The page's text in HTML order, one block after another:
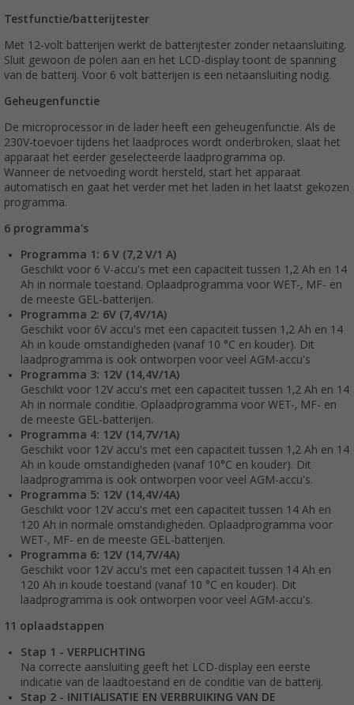
Testfunctie/batterijtester
Met 12-volt batterijen werkt de batterijtester zonder netaansluiting.
Sluit gewoon de polen aan en het LCD-display toont de spanning
van de batterij. Voor 6 volt batterijen is een netaansluiting nodig.
Geheugenfunctie
De microprocessor in de lader heeft een geheugenfunctie. Als de
230V-toevoer tijdens het laadproces wordt onderbroken, slaat het
apparaat het eerder geselecteerde laadprogramma op.
Wanneer de netvoeding wordt hersteld, start het apparaat
automatisch en gaat het verder met het laden in het laatst gekozen
programma.
6 programma's
Programma 1: 6 V (7,2 V/1 A)
Geschikt voor 6 V-accu's met een capaciteit tussen 1,2 Ah en 14
Ah in normale toestand. Oplaadprogramma voor WET-, MF- en
de meeste GEL-batterijen.
Programma 2: 6V (7,4V/1A)
Geschikt voor 6V accu's met een capaciteit tussen 1,2 Ah en 14
Ah in koude omstandigheden (vanaf 10 °C en kouder). Dit
laadprogramma is ook ontworpen voor veel AGM-accu's
Programma 3: 12V (14,4V/1A)
Geschikt voor 12V accu's met een capaciteit tussen 1,2 Ah en 14
Ah in normale conditie. Oplaadprogramma voor WET-, MF- en
de meeste GEL-batterijen.
Programma 4: 12V (14,7V/1A)
Geschikt voor 12V accu's met een capaciteit tussen 1,2 Ah en 14
Ah in koude omstandigheden (vanaf 10°C en kouder). Dit
laadprogramma is ook ontworpen voor veel AGM-accu's.
Programma 5: 12V (14,4V/4A)
Geschikt voor 12V accu's met een capaciteit tussen 14 Ah en
120 Ah in normale omstandigheden. Oplaadprogramma voor
WET-, MF- en de meeste GEL-batterijen.
Programma 6: 12V (14,7V/4A)
Geschikt voor 12V accu's met een capaciteit tussen 14 Ah en
120 Ah in koude toestand (vanaf 10 °C en kouder). Dit
laadprogramma is ook ontworpen voor veel AGM-accu's.
11 oplaadstappen
Stap 1 - VERPLICHTING
Na correcte aansluiting geeft het LCD-display een eerste
indicatie van de laadtoestand en de conditie van de batterij.
Stap 2 - INITIALISATIE EN VERBRUIKING VAN DE